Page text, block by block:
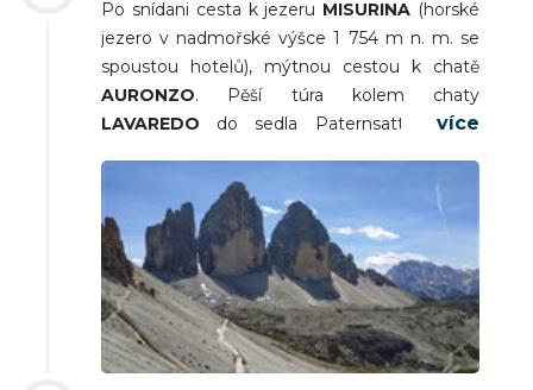
Po snídani cesta k jezeru MISURINA (horské
jezero v nadmořské výšce 1 754 m n. m. se
spoustou hotelů), mýtnou cestou k chatě
AURONZO. Pěší túra kolem chaty
LAVAREDO do sedla Paternsattel pod
(celá oblast patří pod UNESCO) k
horské chatě Drei Zinnen Hütte. Odtud cesta
zpět přes údolí Rienztal kolem chaty „Lange
Alpe“ pod masivem Drei Zinnen k chatě
Auronzohütte. Trasa - cca 10 km /4 - 5 hod/. V
odpoledních hodinách odjezd přes Rakousko
do ČR.